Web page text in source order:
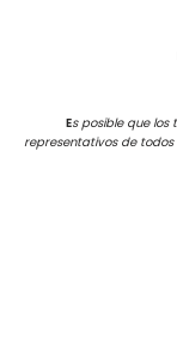
Es posible que los
representativos de